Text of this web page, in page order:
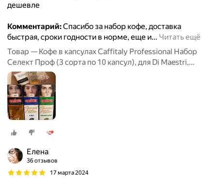
дешевле
Комментарий:Спасибо за набор кофе, доставка
быстрая, сроки годности в норме, еще и… Читать ещё
Товар — Кофе в капсулах Caffitaly Professional Набор
Селект Проф (3 сорта по 10 капсул), для Di Maestri,
Caffitaly, Paulig, Tchibo Cafissimo
Елена
36 отзывов
17 марта 2024